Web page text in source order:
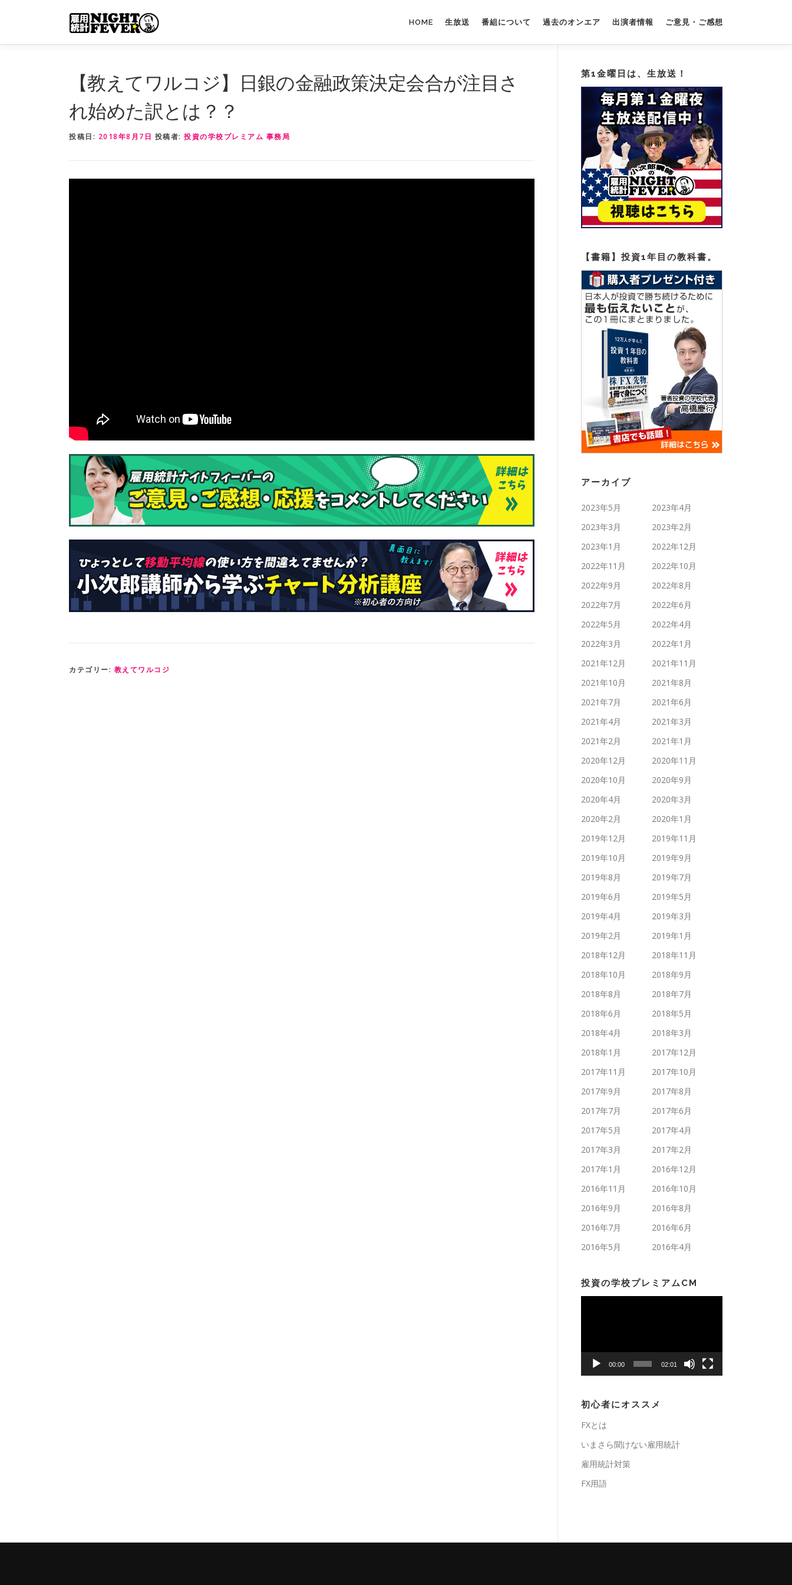
HOME 生放送 番組について 過去のオンエア 出演者情報 ご意見・ご感想
【教えてワルコジ】日銀の金融政策決定会合が注目さ
れ始めた訳とは？？
投稿日: 2018年8月7日 投稿者: 投資の学校プレミアム 事務局
カテゴリー: 教えてワルコジ
第1金曜日は、生放送！
【書籍】投資1年目の教科書。
アーカイブ
2023年5月
2023年4月
2023年3月
2023年2月
2023年1月
2022年12月
2022年11月
2022年10月
2022年9月
2022年8月
2022年7月
2022年6月
2022年5月
2022年4月
2022年3月
2022年1月
2021年12月
2021年11月
2021年10月
2021年8月
2021年7月
2021年6月
2021年4月
2021年3月
2021年2月
2021年1月
2020年12月
2020年11月
2020年10月
2020年9月
2020年4月
2020年3月
2020年2月
2020年1月
2019年12月
2019年11月
2019年10月
2019年9月
2019年8月
2019年7月
2019年6月
2019年5月
2019年4月
2019年3月
2019年2月
2019年1月
2018年12月
2018年11月
2018年10月
2018年9月
2018年8月
2018年7月
2018年6月
2018年5月
2018年4月
2018年3月
2018年1月
2017年12月
2017年11月
2017年10月
2017年9月
2017年8月
2017年7月
2017年6月
2017年5月
2017年4月
2017年3月
2017年2月
2017年1月
2016年12月
2016年11月
2016年10月
2016年9月
2016年8月
2016年7月
2016年6月
2016年5月
2016年4月
投資の学校プレミアムCM
ヤ
00:00 02:01
初心者にオススメ
FXとは
いまさら聞けない雇用統計
雇用統計対策
FX用語